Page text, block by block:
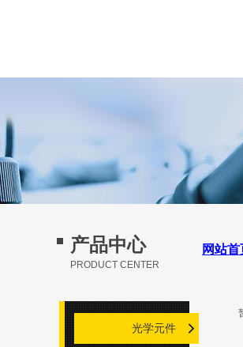
产品中心
PRODUCT CENTER
光学元件
网站首